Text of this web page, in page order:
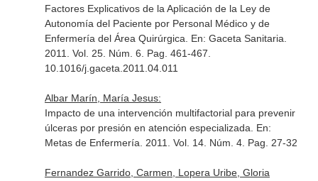
Factores Explicativos de la Aplicación de la Ley de
Autonomía del Paciente por Personal Médico y de
Enfermería del Área Quirúrgica. En: Gaceta Sanitaria
2011. Vol. 25. Núm. 6. Pag. 461-467.
10.1016/j.gaceta.2011.04.011
Albar Marín, María Jesus:
Impacto de una intervención multifactorial para prevenir
úlceras por presión en atención especializada. En:
Metas de Enfermería . 2011. Vol. 14. Núm. 4. Pag. 27-32
Fernandez Garrido, Carmen, Lopera Uribe, Gloria